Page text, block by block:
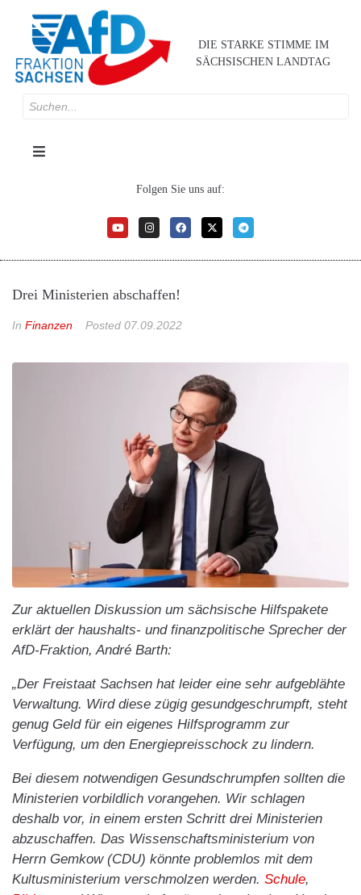
DIE STARKE STIMME IM
SÄCHSISCHEN LANDTAG
Folgen Sie uns auf:
Drei Ministerien abschaffen!
In Finanzen Posted 07.09.2022
Zur aktuellen Diskussion um sächsische Hilfspakete
erklärt der haushalts- und finanzpolitische Sprecher der
AfD-Fraktion, André Barth:
„Der Freistaat Sachsen hat leider eine sehr aufgeblähte
Verwaltung. Wird diese zügig gesundgeschrumpft, steht
genug Geld für ein eigenes Hilfsprogramm zur
Verfügung, um den Energiepreisschock zu lindern.
Bei diesem notwendigen Gesundschrumpfen sollten die
Ministerien vorbildlich vorangehen. Wir schlagen
deshalb vor, in einem ersten Schritt drei Ministerien
abzuschaffen. Das Wissenschaftsministerium von
Herrn Gemkow (CDU) könnte problemlos mit dem
Kultusministerium verschmolzen werden. Schule,